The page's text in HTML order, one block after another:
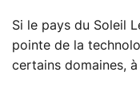
Si le pays du Soleil
pointe de la
certains domaines,